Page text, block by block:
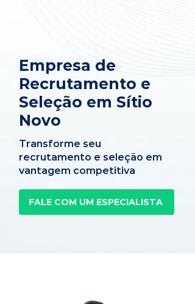
Empresa de
Recrutamento e
Seleção em Sítio
Novo
Transforme seu
recrutamento e seleção em
vantagem competitiva
FALE COM UM ESPECIALISTA